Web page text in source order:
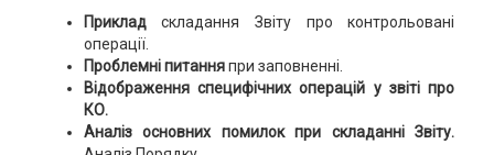
Прикладскладання Звіту про контрольовані
операції.
Проблемні питанняпри заповненні.
Відображення специфічних операцій у звіті про
КО.
Аналіз основних помилок при складанні Звіту.